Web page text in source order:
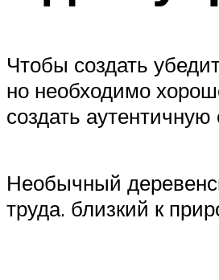
Чтобы создать
но необходимо
создать аутентичную
Необычный
труда. близкий к